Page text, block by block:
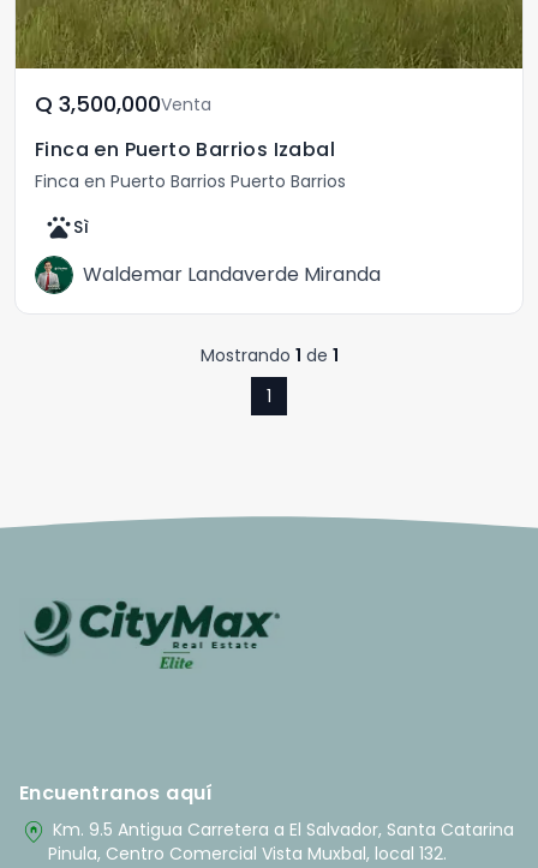
Q	3,500,000Venta
Finca en Puerto Barrios Izabal
Finca en Puerto Barrios Puerto Barrios
petsSì
Waldemar Landaverde Miranda
Mostrando 1 de 1
1
Encuentranos aquí
home_pin Km. 9.5 Antigua Carretera a El Salvador, Santa Catarina
Pinula, Centro Comercial Vista Muxbal, local 132.